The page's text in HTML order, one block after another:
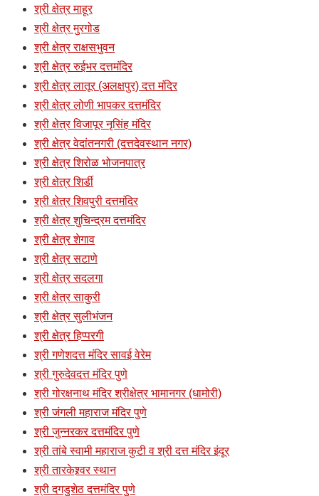
श्री क्षेत्र माहूर
श्री क्षेत्र मुरगोड
श्री क्षेत्र राक्षसभुवन
श्री क्षेत्र रुईभर दत्तमंदिर
श्री क्षेत्र लातूर (अलक्षपुर) दत्त मंदिर
श्री क्षेत्र लोणी भापकर दत्तमंदिर
श्री क्षेत्र विजापूर नृसिंह मंदिर
श्री क्षेत्र वेदांतनगरी (दत्तदेवस्थान नगर)
श्री क्षेत्र शिरोळ भोजनपात्र
श्री क्षेत्र शिर्डी
श्री क्षेत्र शिवपुरी दत्तमंदिर
श्री क्षेत्र शुचिन्द्रम दत्तमंदिर
श्री क्षेत्र शेगाव
श्री क्षेत्र सटाणे
श्री क्षेत्र सदलगा
श्री क्षेत्र साकुरी
श्री क्षेत्र सुलीभंजन
श्री क्षेत्र हिप्परगी
श्री गणेशदत्त मंदिर सावई वेरेम
श्री गुरुदेवदत्त मंदिर पुणे
श्री गोरक्षनाथ मंदिर श्रीक्षेत्र भामानगर (धामोरी)
श्री जंगली महाराज मंदिर पुणे
श्री जुन्नरकर दत्तमंदिर पुणे
श्री तांबे स्वामी महाराज कुटी व श्री दत्त मंदिर इंदूर
श्री तारकेश्र्वर स्थान
श्री दगडुशेठ दत्तमंदिर पुणे